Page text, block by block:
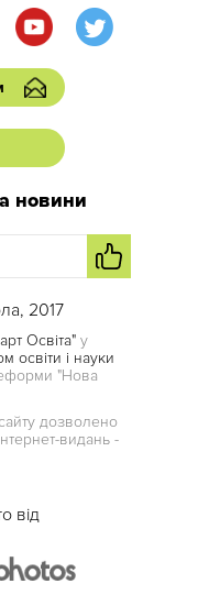
новини
2017
Освіта" у
освіти і науки
"Нова
дозволено
видань -
від